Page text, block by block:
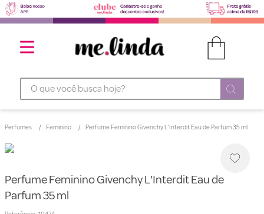
O que você busca hoje?
Perfumes Feminino Perfume Feminino Givenchy L'Interdit Eau de Parfum 35 ml
Perfume Feminino Givenchy L'Interdit Eau de
Parfum 35 ml